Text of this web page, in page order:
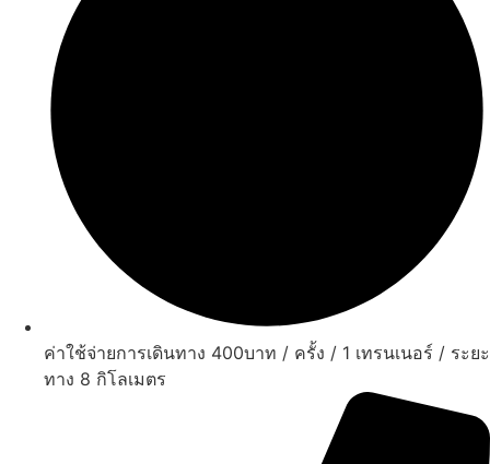
ค่าใช้จ่ายการเดินทาง 400บาท / ครั้ง / 1 เทรนเนอร์ / ระยะ
ทาง 8 กิโลเมตร